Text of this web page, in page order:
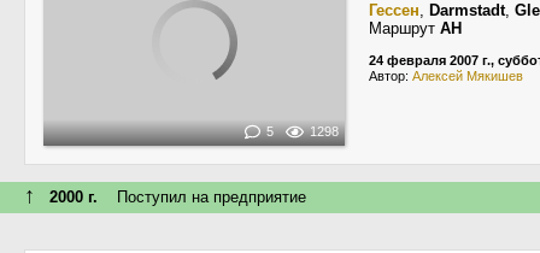
5 1298
Гессен, Darmstadt,
Маршрут AH
24 февраля 2007 г.,
Автор: Алексей Мякишев
↑ 2000 г. Поступил на предприятие